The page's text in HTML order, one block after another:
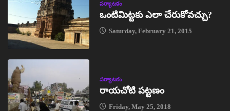
పర్యాటకం
ఒంటిమిట్టకు ఎలా చేరుకోవచ్చు?
Saturday, February 21, 2015
పర్యాటకం
రాయచోటి పట్టణం
Friday, May 25, 2018